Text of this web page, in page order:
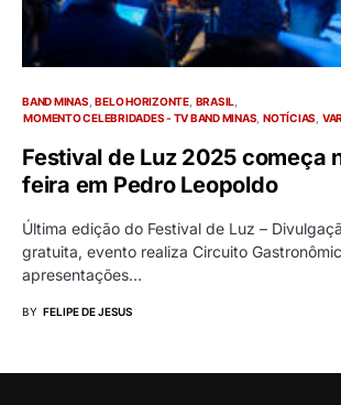
BAND MINAS BELO HORIZONTE BRASIL
MOMENTO CELEBRIDADES - TV BAND MINAS NOTÍCIAS
Festival de Luz 2025 começa
feira em Pedro Leopoldo
Última edição do Festival de Luz –
gratuita, evento realiza Circuito
apresentações…
BY FELIPE DE JESUS